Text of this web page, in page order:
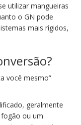
utilizar mangueiras
o GN pode
mais rígidos,
você mesmo”
geralmente
ou um